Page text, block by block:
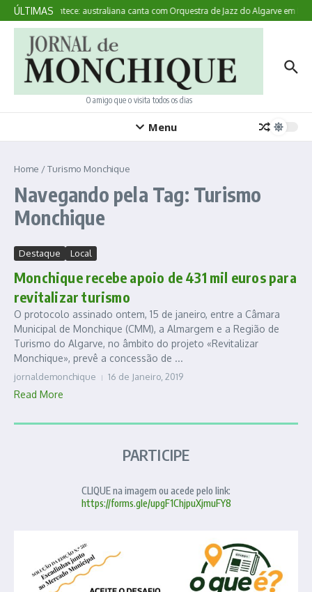
Ir para o conteúdo
ÚLTIMAS
Aqui Acontece: australiana canta com Orquestra de Jazz do Algarve em
O amigo que o visita todos os dias
Menu
Home /Turismo Monchique
Navegando pela Tag: Turismo
Monchique
Destaque Local
Monchique recebe apoio de 431 mil euros para
revitalizar turismo
O protocolo assinado ontem, 15 de janeiro, entre a Câmara
Municipal de Monchique (CMM), a Almargem e a Região de
Turismo do Algarve, no âmbito do projeto «Revitalizar
Monchique», prevê a concessão de ...
jornaldemonchique 16 de Janeiro, 2019
Read More
PARTICIPE
CLIQUE na imagem ou acede pelo link:
https://forms.gle/upgF1ChjpuXjmuFY8